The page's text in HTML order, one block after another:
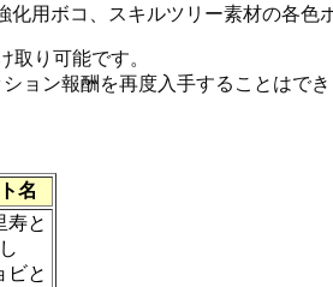
化用ボコ、スキルツリー素材の各色
り可能です。
ョン報酬を再度入手することはでき
名
寿と
ビと